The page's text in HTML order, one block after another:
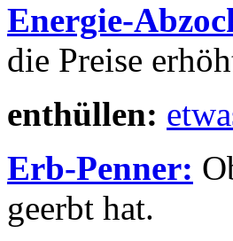
Energie-
die Preise
enthüllen:
Erb-Penner:
geerbt hat.